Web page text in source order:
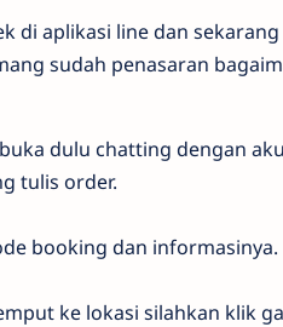
di aplikasi line dan
sudah penasaran
dulu chatting dengan
tulis order.
booking dan informasinya.
ke lokasi silahkan klik